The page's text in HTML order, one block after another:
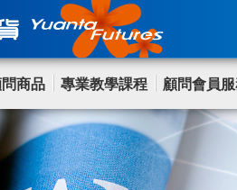
商品 專業教學課程 顧問會員